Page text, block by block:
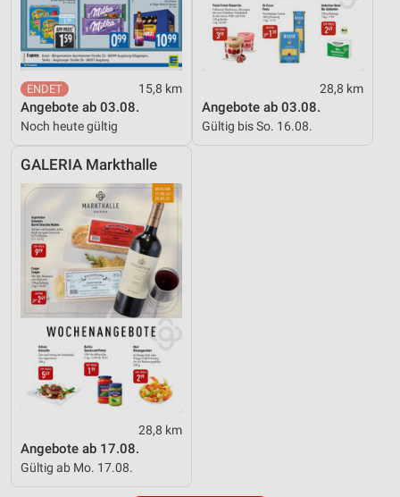
15,8 km
Angebote ab 03.08.
Noch heute gültig
28,8 km
Angebote ab 03.08.
Gültig bis So. 16.08.
GALERIA Markthalle
28,8 km
Angebote ab 17.08.
Gültig ab Mo. 17.08.